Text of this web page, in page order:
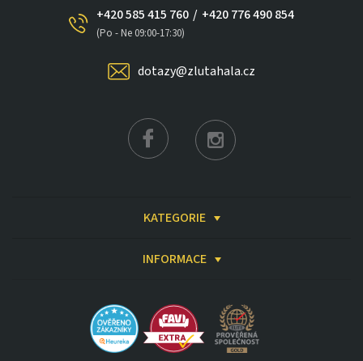
+420 585 415 760
(Po - Ne 09:00-17:30)
/ +420 776 490 854
dotazy@zlutahala.cz
KATEGORIE
INFORMACE
☀️ Slevový kód vám pošleme ihned
🚚 Doprava ZDARMA